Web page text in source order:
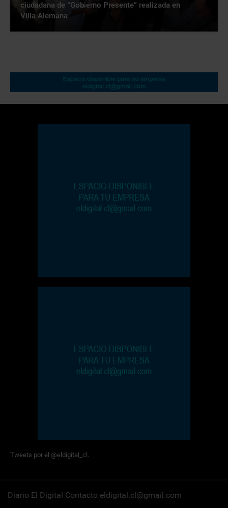
ciudadana de “Gobierno Presente” realizada en
Villa Alemana
Tweets por el @eldigital_cl.
Diario El Digital Contacto eldigital.cl@gmail.com